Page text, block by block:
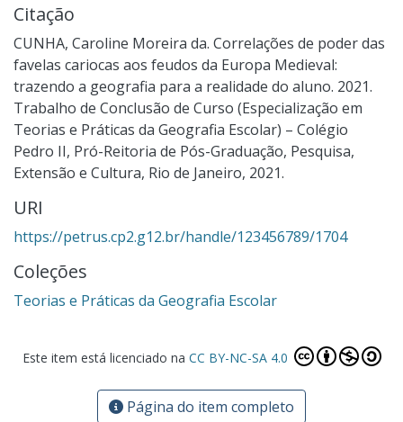
Citação
CUNHA, Caroline Moreira da. Correlações de poder das
favelas cariocas aos feudos da Europa Medieval:
trazendo a geografia para a realidade do aluno. 2021.
Trabalho de Conclusão de Curso (Especialização em
Teorias e Práticas da Geografia Escolar) – Colégio
Pedro II, Pró-Reitoria de Pós-Graduação, Pesquisa,
Extensão e Cultura, Rio de Janeiro, 2021.
URI
https://petrus.cp2.g12.br/handle/123456789/1704
Coleções
Teorias e Práticas da Geografia Escolar
Este item está licenciado na CC BY-NC-SA 4.0
Página do item completo